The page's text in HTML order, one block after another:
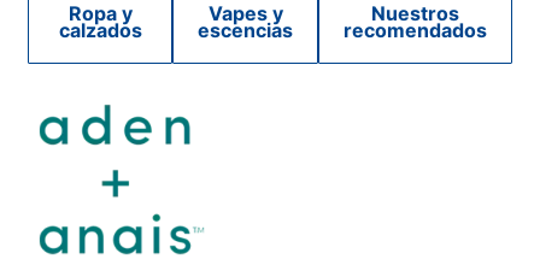
Ropa y
calzados
Vapes y
escencias
Nuestros
recomendados